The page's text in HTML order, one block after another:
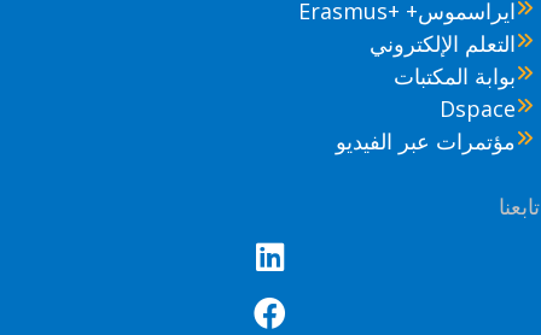
ايراسموس+ +Erasmus
التعلم الإلكتروني
بوابة المكتبات
Dspace
مؤتمرات عبر الفيديو